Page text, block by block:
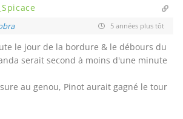
5 années plus tôt
le jour de la bordure & le débours du
serait second à moins d'une minute
au genou, Pinot aurait gagné le tour